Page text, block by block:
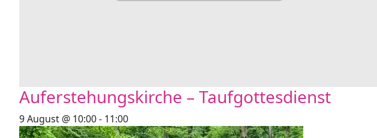
Auferstehungskirche – Taufgottesdienst
9 August @ 10:00- 11:00